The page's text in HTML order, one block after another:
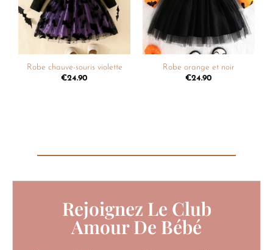
Robe chauve-souris violette
€24.90
Robe orange et noir
€24.90
Rejoignez Le Club
Amour De Bébé